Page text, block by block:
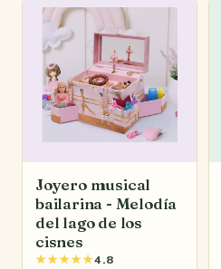
Joyero musical
bailarina - Melodía
del lago de los
cisnes
★★★★★4.8